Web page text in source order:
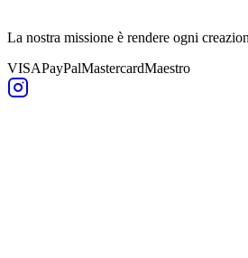
La nostra missione è rendere ogni
VISAPayPalMastercardMaestro